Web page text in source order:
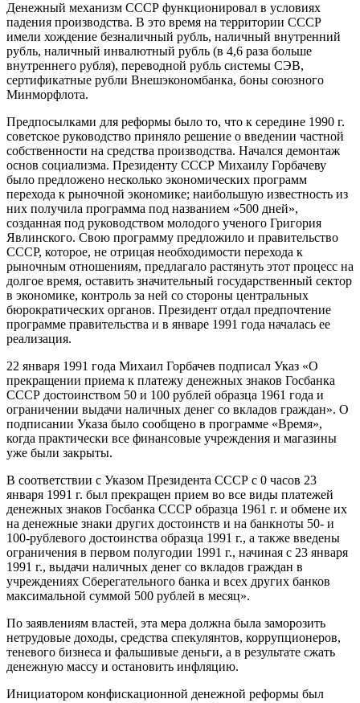
Денежный механизм СССР функционировал в условиях
падения производства. В это время на территории СССР
имели хождение безналичный рубль, наличный внутренний
рубль, наличный инвалютный рубль (в 4,6 раза больше
внутреннего рубля), переводной рубль системы СЭВ,
сертификатные рубли Внешэкономбанка, боны союзного
Минморфлота.
Предпосылками для реформы было то, что к середине 1990 г.
советское руководство приняло решение о введении частной
собственности на средства производства. Начался демонтаж
основ социализма. Президенту СССР Михаилу Горбачеву
было предложено несколько экономических программ
перехода к рыночной экономике; наибольшую известность из
них получила программа под названием «500 дней»,
созданная под руководством молодого ученого Григория
Явлинского. Свою программу предложило и правительство
СССР, которое, не отрицая необходимости перехода к
рыночным отношениям, предлагало растянуть этот процесс на
долгое время, оставить значительный государственный сектор
в экономике, контроль за ней со стороны центральных
бюрократических органов. Президент отдал предпочтение
программе правительства и в январе 1991 года началась ее
реализация.
22 января 1991 года Михаил Горбачев подписал Указ «О
прекращении приема к платежу денежных знаков Госбанка
СССР достоинством 50 и 100 рублей образца 1961 года и
ограничении выдачи наличных денег со вкладов граждан». О
подписании Указа было сообщено в программе «Время»,
когда практически все финансовые учреждения и магазины
уже были закрыты.
В соответствии с Указом Президента СССР с 0 часов 23
января 1991 г. был прекращен прием во все виды платежей
денежных знаков Госбанка СССР образца 1961 г. и обмене их
на денежные знаки других достоинств и на банкноты 50- и
100-рублевого достоинства образца 1991 г., а также введены
ограничения в первом полугодии 1991 г., начиная с 23 января
1991 г., выдачи наличных денег со вкладов граждан в
учреждениях Сберегательного банка и всех других банков
максимальной суммой 500 рублей в месяц».
По заявлениям властей, эта мера должна была заморозить
нетрудовые доходы, средства спекулянтов, коррупционеров,
теневого бизнеса и фальшивые деньги, а в результате сжать
денежную массу и остановить инфляцию.
Инициатором конфискационной денежной реформы был